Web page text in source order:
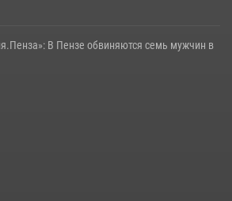
В Пензе обвиняются семь мужчин в